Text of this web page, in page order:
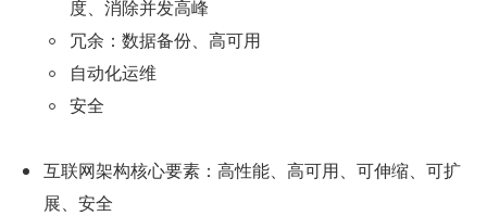
度、消除并发高峰
冗余：数据备份、高可用
自动化运维
安全
互联网架构核心要素：高性能、高可用、可伸缩、可扩
展、安全